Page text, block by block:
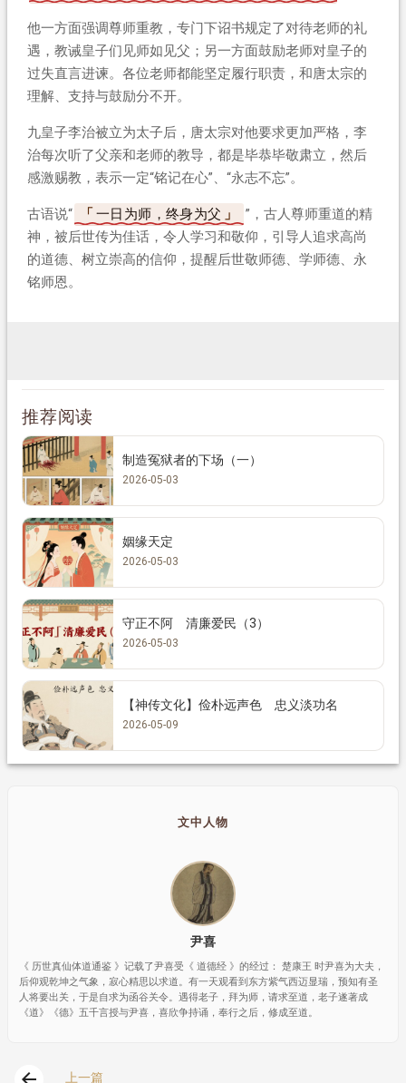
他一方面强调尊师重教，专门下诏书规定了对待老师的礼
遇，教诫皇子们见师如见父；另一方面鼓励老师对皇子的
过失直言进谏。各位老师都能坚定履行职责，和唐太宗的
理解、支持与鼓励分不开。
九皇子李治被立为太子后，唐太宗对他要求更加严格，李
治每次听了父亲和老师的教导，都是毕恭毕敬肃立，然后
感激赐教，表示一定“铭记在心”、“永志不忘”。
古语说“ 一日为师，终身为父
”，古人尊师重道的精
神，被后世传为佳话，令人学习和敬仰，引导人追求高尚
的道德、树立崇高的信仰，提醒后世敬师德、学师德、永
铭师恩。
推荐阅读
制造冤狱者的下场（一）
2026-05-03
姻缘天定
2026-05-03
守正不阿 清廉爱民（3）
2026-05-03
【神传文化】俭朴远声色 忠义淡功名
2026-05-09
文中人物
尹喜
《 历世真仙体道通鉴 》记载了尹喜受《 道德经 》的经过： 楚康王 时尹喜为大夫，
后仰观乾坤之气象，寂心精思以求道。有一天观看到东方紫气西迈显瑞，预知有圣
人将要出关，于是自求为函谷关令。遇得老子，拜为师，请求至道，老子遂著成
《道》《德》五千言授与尹喜，喜欣争持诵，奉行之后，修成至道。
上一篇